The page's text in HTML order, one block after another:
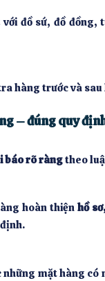
với đồ sứ, đồ đồng,
hàng trước và
– đúng quy
báo rõ ràngtheo
hoàn thiệnhồ
những mặt hàng có